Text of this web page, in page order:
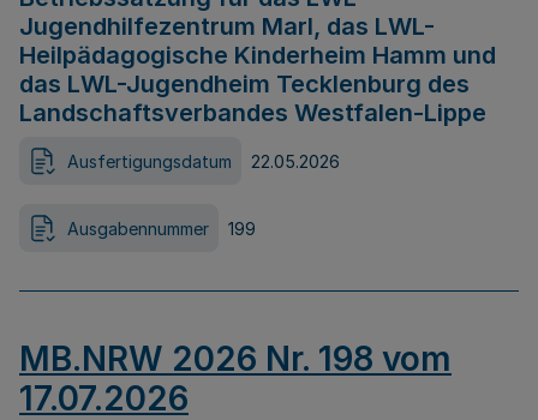
Jugendhilfezentrum Marl, das LWL-
Heilpädagogische Kinderheim Hamm und
das LWL-Jugendheim Tecklenburg des
Landschaftsverbandes Westfalen-Lippe
Ausfertigungsdatum 22.05.2026
Ausgabennummer 199
MB.NRW 2026 Nr. 198 vom
17.07.2026